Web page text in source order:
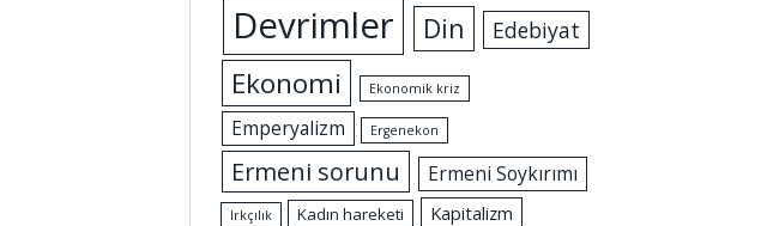
Devrimler Din Edebiyat
Ekonomi Ekonomik kriz
Emperyalizm Ergenekon
Ermeni sorunu Ermeni Soykırımı
Irkçılık Kadın hareketi Kapitalizm